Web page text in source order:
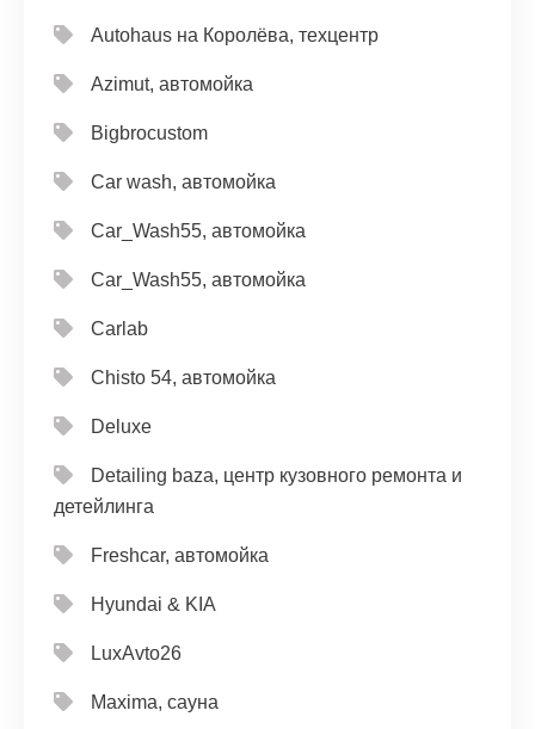
Autohaus на Королёва, техцентр
Azimut, автомойка
Bigbrocustom
Car wash, автомойка
Car_Wash55, автомойка
Car_Wash55, автомойка
Carlab
Chisto 54, автомойка
Deluxe
Detailing baza, центр кузовного ремонта и
детейлинга
Freshcar, автомойка
Hyundai & KIA
LuxAvto26
Maxima, сауна